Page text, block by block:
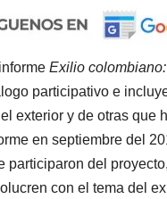
Exilio
participativo e
exterior y de otras que
en septiembre del
participaron del
con el tema del